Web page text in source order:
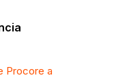
Procore a